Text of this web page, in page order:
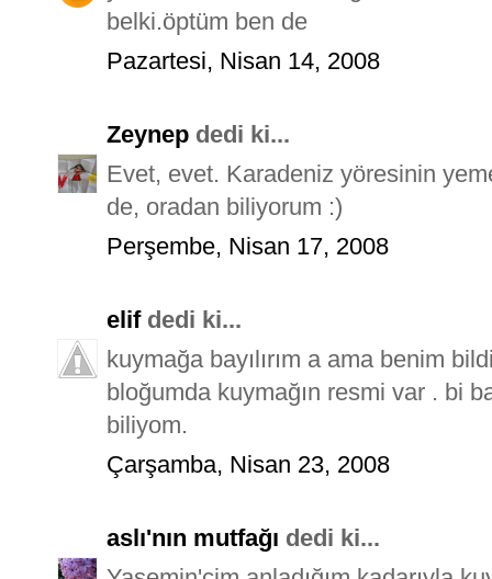
belki.öptüm ben de
Pazartesi, Nisan 14, 2008
Zeynep dedi ki...
Evet, evet. Karadeniz yöresinin
de, oradan biliyorum :)
Perşembe, Nisan 17, 2008
elifdedi ki...
kuymağa bayılırım a ama benim
bloğumda kuymağın resmi var . bi
biliyom.
Çarşamba, Nisan 23, 2008
aslı'nın mutfağı dedi ki...